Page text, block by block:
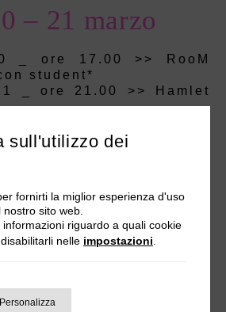
– 21 marzo
_ ore 17.00 >> RooM
student*
_ ore 21.00 >> Hamlet
sull'utilizzo dei
fornirti la miglior esperienza d'uso
sito web.
riguardo a quali cookie
nelle impostazioni
Personalizza